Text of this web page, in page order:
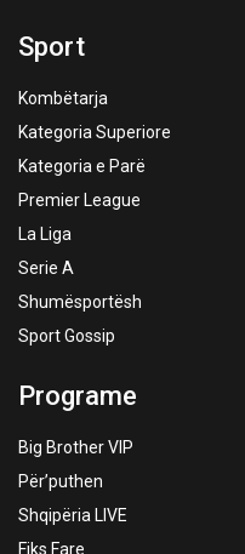
Sport
Kombëtarja
Kategoria Superiore
Kategoria e Parë
Premier League
La Liga
Serie A
Shumësportësh
Sport Gossip
Programe
Big Brother VIP
Për’puthen
Shqipëria LIVE
Fiks Fare